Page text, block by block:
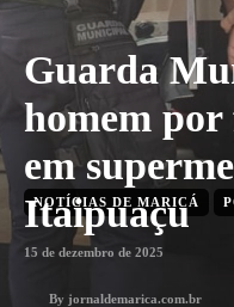
Guarda
homem
em
Itaipuaçu
NOTÍCIAS DE MARICÁ
15 de dezembro de 2025
By jornaldemarica.com.br